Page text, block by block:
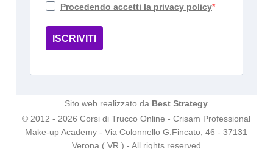
Procedendo accetti la privacy policy
ISCRIVITI
Sito web realizzato da Best Strategy
© 2012 - 2026 Corsi di Trucco Online - Crisam Professional
Make-up Academy - Via Colonnello G.Fincato, 46 - 37131
Verona ( VR ) - All rights reserved